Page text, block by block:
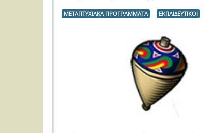
ΜΕΤΑΠΤΥΧΙΑΚΑ ΠΡΟΓΡΑΜΜΑΤΑ ΕΚΠΑΙΔΕΥΤΙΚΟΙ